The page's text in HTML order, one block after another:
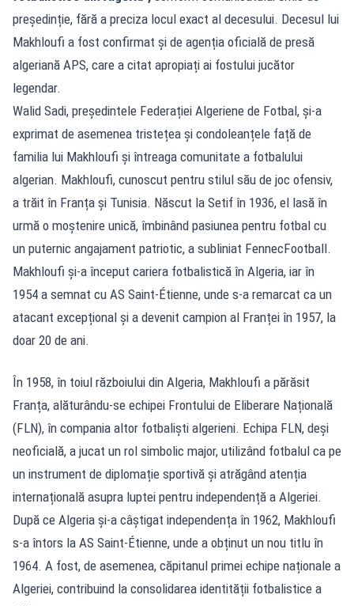
președinție, fără a preciza locul exact al decesului. Decesul lui
Makhloufi a fost confirmat și de agenția oficială de presă
algeriană APS, care a citat apropiați ai fostului jucător
legendar.
Walid Sadi, președintele Federației Algeriene de Fotbal, și-a
exprimat de asemenea tristețea și condoleanțele față de
familia lui Makhloufi și întreaga comunitate a fotbalului
algerian. Makhloufi, cunoscut pentru stilul său de joc ofensiv,
a trăit în Franța și Tunisia. Născut la Setif în 1936, el lasă în
urmă o moștenire unică, îmbinând pasiunea pentru fotbal cu
un puternic angajament patriotic, a subliniat FennecFootball.
Makhloufi și-a început cariera fotbalistică în Algeria, iar în
1954 a semnat cu AS Saint-Étienne, unde s-a remarcat ca un
atacant excepțional și a devenit campion al Franței în 1957, la
doar 20 de ani.
În 1958, în toiul războiului din Algeria, Makhloufi a părăsit
Franța, alăturându-se echipei Frontului de Eliberare Națională
(FLN), în compania altor fotbaliști algerieni. Echipa FLN, deși
neoficială, a jucat un rol simbolic major, utilizând fotbalul ca pe
un instrument de diplomație sportivă și atrăgând atenția
internațională asupra luptei pentru independență a Algeriei.
După ce Algeria și-a câștigat independența în 1962, Makhloufi
s-a întors la AS Saint-Étienne, unde a obținut un nou titlu în
1964. A fost, de asemenea, căpitanul primei echipe naționale a
Algeriei, contribuind la consolidarea identității fotbalistice a